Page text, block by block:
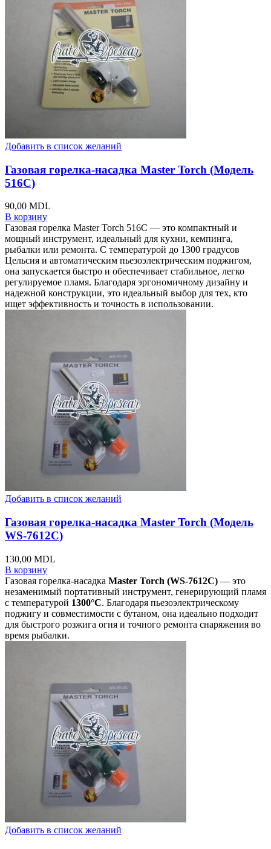
Добавить в список желаний
Газовая горелка-насадка Master Torch (Модель
516C)
90,00 MDL
В корзину
Газовая горелка Master Torch 516C — это компактный и
мощный инструмент, идеальный для кухни, кемпинга,
рыбалки или ремонта. С температурой до 1300 градусов
Цельсия и автоматическим пьезоэлектрическим поджигом,
она запускается быстро и обеспечивает стабильное, легко
регулируемое пламя. Благодаря эргономичному дизайну и
надежной конструкции, это идеальный выбор для тех, кто
ищет эффективность и точность в использовании.
Добавить в список желаний
Газовая горелка-насадка Master Torch (Модель
WS-7612C)
130,00 MDL
В корзину
Газовая горелка-насадка Master Torch (WS-7612C) — это
незаменимый портативный инструмент, генерирующий пламя
с температурой 1300°C. Благодаря пьезоэлектрическому
поджигу и совместимости с бутаном, она идеально подходит
для быстрого розжига огня и точного ремонта снаряжения во
время рыбалки.
Добавить в список желаний